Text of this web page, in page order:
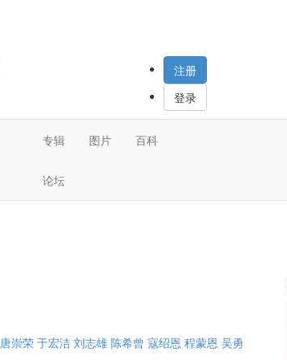
注册
登录
专辑 图片 百科
论坛
唐崇荣 于宏洁 刘志雄 陈希曾 寇绍恩 程蒙恩 吴勇